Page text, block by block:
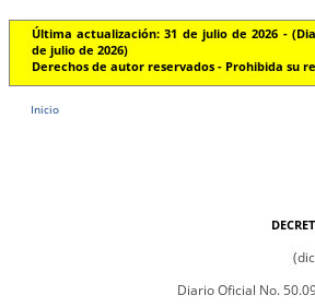
Última actualización: 31 de julio de 2026 -
de julio de 2026)
Derechos de autor reservados - Prohibida su
Inicio
Diario Oficial No.